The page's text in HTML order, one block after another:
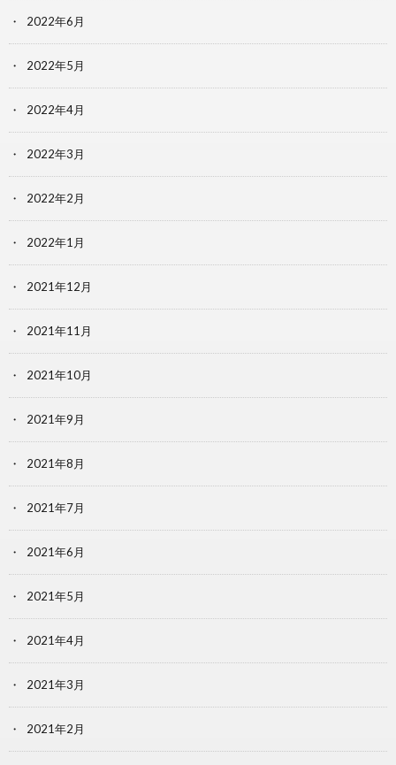
2022年6月
2022年5月
2022年4月
2022年3月
2022年2月
2022年1月
2021年12月
2021年11月
2021年10月
2021年9月
2021年8月
2021年7月
2021年6月
2021年5月
2021年4月
2021年3月
2021年2月